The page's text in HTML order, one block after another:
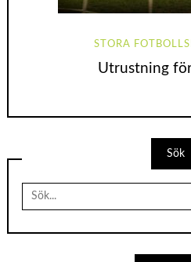
STORA
Utrustning
Sök
Search
for: